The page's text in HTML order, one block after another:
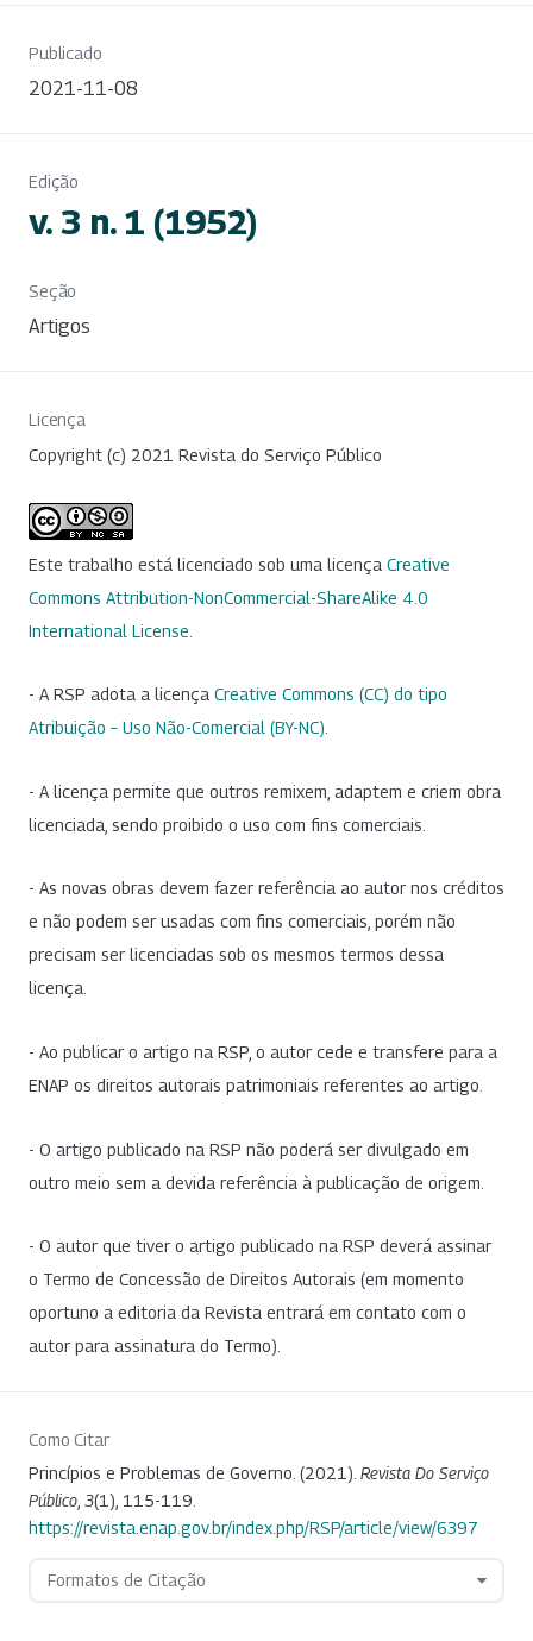
Publicado
2021-11-08
Edição
v. 3 n. 1 (1952)
Seção
Artigos
Licença
Copyright (c) 2021 Revista do Serviço Público
Este trabalho está licenciado sob uma licença Creative
Commons Attribution-NonCommercial-ShareAlike 4.0
International License
- A RSP adota a licença Creative Commons (CC) do tipo
Atribuição – Uso Não-Comercial (BY-NC)
- A licença permite que outros remixem, adaptem e criem obra
licenciada, sendo proibido o uso com fins comerciais.
- As novas obras devem fazer referência ao autor nos créditos
e não podem ser usadas com fins comerciais, porém não
precisam ser licenciadas sob os mesmos termos dessa
licença.
- Ao publicar o artigo na RSP, o autor cede e transfere para a
ENAP os direitos autorais patrimoniais referentes ao artigo.
- O artigo publicado na RSP não poderá ser divulgado em
outro meio sem a devida referência à publicação de origem.
- O autor que tiver o artigo publicado na RSP deverá assinar
o Termo de Concessão de Direitos Autorais (em momento
oportuno a editoria da Revista entrará em contato com o
autor para assinatura do Termo).
Como Citar
Princípios e Problemas de Governo. (2021). Revista Do Serviço
Público 3(1), 115-119.
https://revista.enap.gov.br/index.php/RSP/article/view/6397
Formatos de Citação